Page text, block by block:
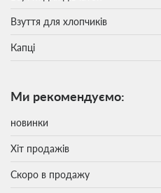
Взуття для хлопчиків
Капці
Ми рекомендуємо:
новинки
Хіт продажів
Скоро в продажу